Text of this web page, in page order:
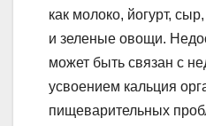
как молоко, йогурт,
и зеленые овощи.
может быть связан с
усвоением кальция
пищеварительных